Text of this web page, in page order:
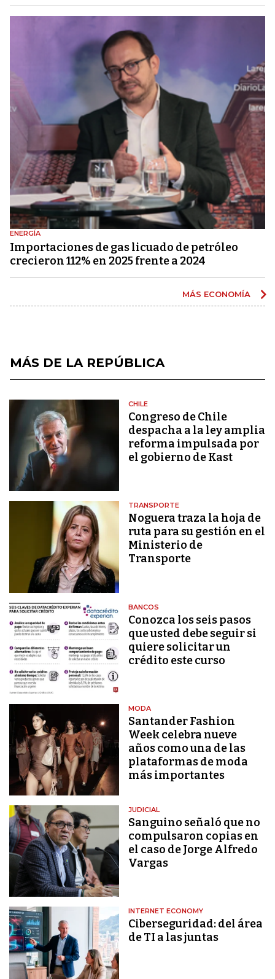
ENERGÍA
Importaciones de gas licuado de petróleo
crecieron 112% en 2025 frente a 2024
MÁS ECONOMÍA
MÁS DE LA REPÚBLICA
CHILE
Congreso de Chile
despacha a la ley amplia
reforma impulsada por
el gobierno de Kast
TRANSPORTE
Noguera traza la hoja de
ruta para su gestión en el
Ministerio de
Transporte
BANCOS
Conozca los seis pasos
que usted debe seguir si
quiere solicitar un
crédito este curso
MODA
Santander Fashion
Week celebra nueve
años como una de las
plataformas de moda
más importantes
JUDICIAL
Sanguino señaló que no
compulsaron copias en
el caso de Jorge Alfredo
Vargas
INTERNET ECONOMY
Ciberseguridad: del área
de TI a las juntas